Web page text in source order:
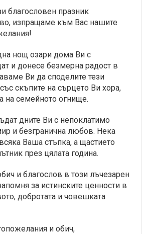
благословен празник
изпращаме към Вас нашите
нощ озари дома Ви с
и донесе безмерна радост в
Ви да споделите тези
скъпите на сърцето Ви хора,
на семейното огнище.
дните Ви с непоклатимо
и безгранична любов. Нека
Ваша стъпка, а щастието
през цялата година.
и благослов в този лъчезарен
за истинските ценности в
добротата и човешката
и обич,